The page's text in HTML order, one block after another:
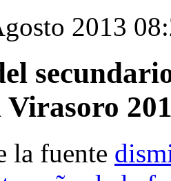
2013
la fuente